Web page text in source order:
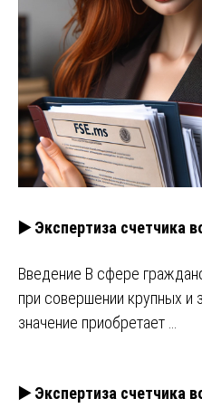
▶️ Экспертиза счетчика
Введение В сфере
при совершении крупных и
значение приобретает …
▶️ Экспертиза счетчика